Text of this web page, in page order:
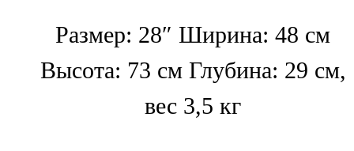
Размер: 28″ Ширина: 48 см
Высота: 73 см Глубина: 29 см,
вес 3,5 кг